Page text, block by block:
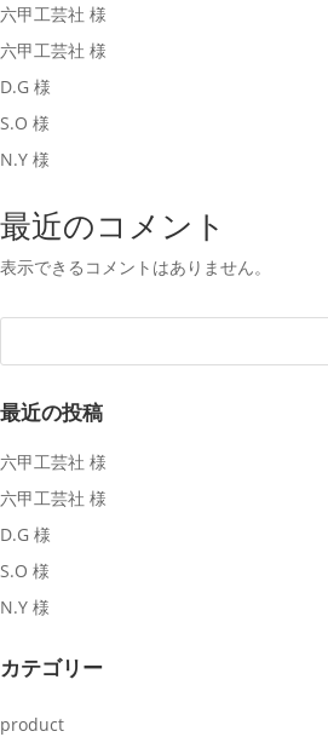
六甲工芸社 様
六甲工芸社 様
D.G 様
S.O 様
N.Y 様
最近のコメント
表示できるコメントはありません。
最近の投稿
六甲工芸社 様
六甲工芸社 様
D.G 様
S.O 様
N.Y 様
カテゴリー
product